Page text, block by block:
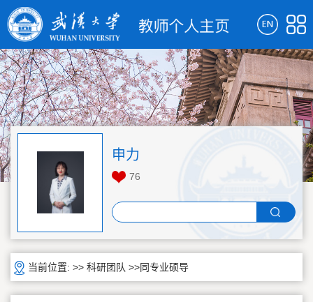
申力
76
当前位置: >> 科研团队 >>同专业硕导